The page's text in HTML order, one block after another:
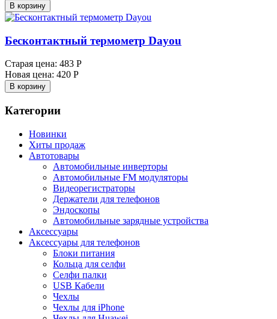
В корзину
Бесконтактный термометр Dayou
Старая цена: 483 Р
Новая цена: 420 Р
В корзину
Категории
Новинки
Хиты продаж
Автотовары
Автомобильные инверторы
Автомобильные FM модуляторы
Видеорегистраторы
Держатели для телефонов
Эндоскопы
Автомобильные зарядные устройства
Аксессуары
Аксессуары для телефонов
Блоки питания
Кольца для селфи
Селфи палки
USB Кабели
Чехлы
Чехлы для iPhone